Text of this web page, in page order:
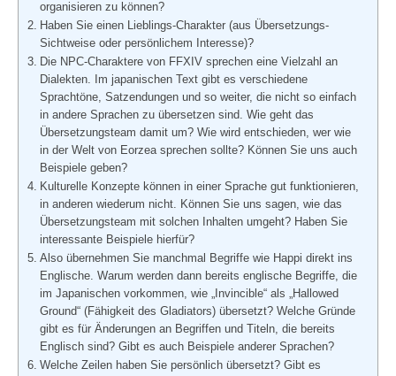
organisieren zu können?
Haben Sie einen Lieblings-Charakter (aus Übersetzungs-
Sichtweise oder persönlichem Interesse)?
Die NPC-Charaktere von FFXIV sprechen eine Vielzahl an
Dialekten. Im japanischen Text gibt es verschiedene
Sprachtöne, Satzendungen und so weiter, die nicht so einfach
in andere Sprachen zu übersetzen sind. Wie geht das
Übersetzungsteam damit um? Wie wird entschieden, wer wie
in der Welt von Eorzea sprechen sollte? Können Sie uns auch
Beispiele geben?
Kulturelle Konzepte können in einer Sprache gut funktionieren,
in anderen wiederum nicht. Können Sie uns sagen, wie das
Übersetzungsteam mit solchen Inhalten umgeht? Haben Sie
interessante Beispiele hierfür?
Also übernehmen Sie manchmal Begriffe wie Happi direkt ins
Englische. Warum werden dann bereits englische Begriffe, die
im Japanischen vorkommen, wie „Invincible“ als „Hallowed
Ground“ (Fähigkeit des Gladiators) übersetzt? Welche Gründe
gibt es für Änderungen an Begriffen und Titeln, die bereits
Englisch sind? Gibt es auch Beispiele anderer Sprachen?
Welche Zeilen haben Sie persönlich übersetzt? Gibt es